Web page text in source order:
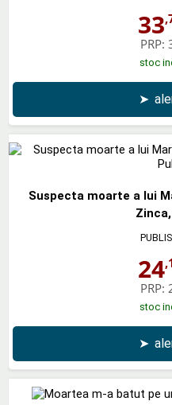
33
PRP:
stoc
➤
Suspecta moarte a lui
24
PRP:
stoc
➤